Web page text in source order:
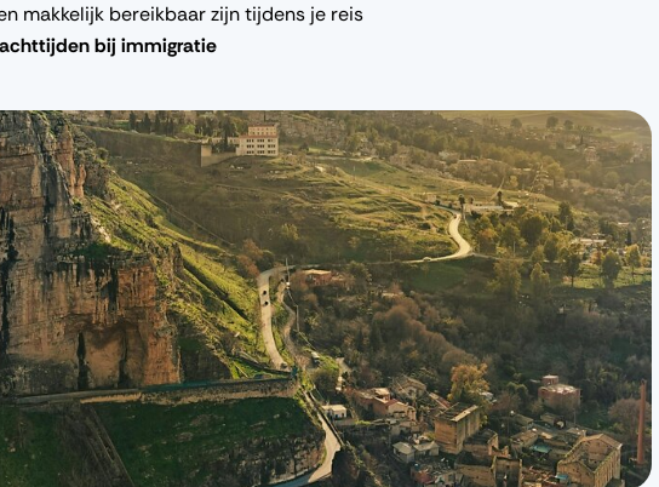
makkelijk bereikbaar zijn tijdens je reis
bij immigratie